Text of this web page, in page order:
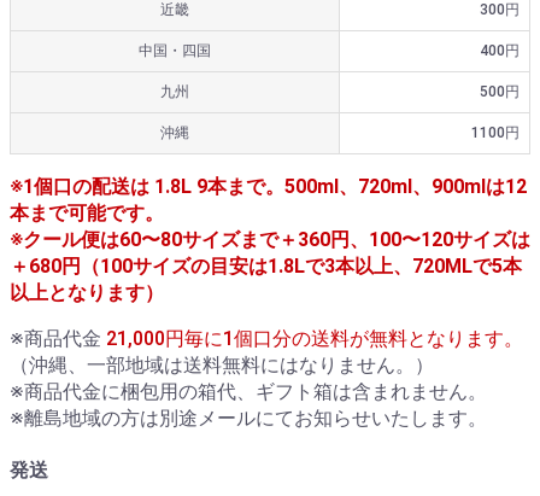
近畿 300円
中国・四国 400円
九州 500円
沖縄 1100円
※1個口の配送は 1.8L 9本まで。500ml、720ml、900mlは12
本まで可能です。
※クール便は60〜80サイズまで＋360円、100〜120サイズは
＋680円（100サイズの目安は1.8Lで3本以上、720MLで5本
以上となります）
※商品代金 21,000円毎に1個口分の送料が無料となります。
（沖縄、一部地域は送料無料にはなりません。）
※商品代金に梱包用の箱代、ギフト箱は含まれません。
※離島地域の方は別途メールにてお知らせいたします。
発送